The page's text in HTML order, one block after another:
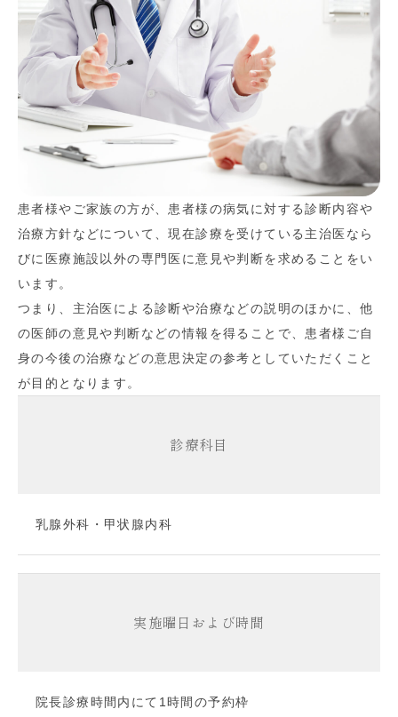
患者様やご家族の方が、患者様の病気に対する診断内容や
治療方針などについて、現在診療を受けている主治医なら
びに医療施設以外の専門医に意見や判断を求めることをい
います。
つまり、主治医による診断や治療などの説明のほかに、他
の医師の意見や判断などの情報を得ることで、患者様ご自
身の今後の治療などの意思決定の参考としていただくこと
が目的となります。
診療科目
乳腺外科・甲状腺内科
実施曜日および時間
院長診療時間内にて1時間の予約枠